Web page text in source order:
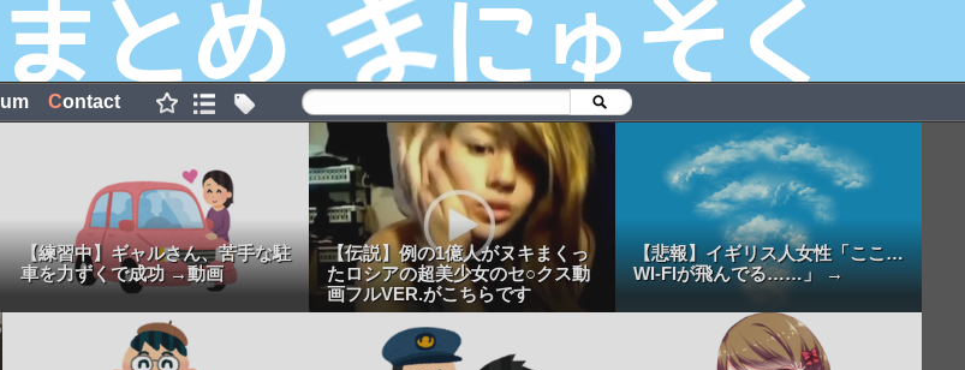
Contact
【練習中】ギャルさん、苦手な駐
車を力ずくで成功 →動画
【伝説】例の1億人がヌキまくっ
たロシアの超美少女のセ○クス動
画フルVER.がこちらです
【悲報】イギリス人女性「ここ…
WI-FIが飛んでる……」 →